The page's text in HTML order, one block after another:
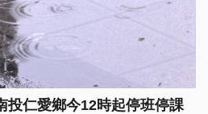
投仁愛鄉今12時起停班停課